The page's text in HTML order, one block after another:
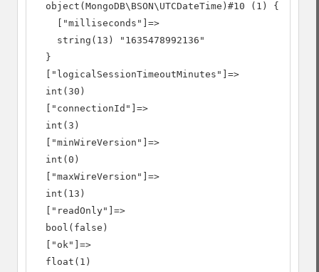
  object(MongoDB\BSON\UTCDateTime)#10 (1) {
    ["milliseconds"]=>
    string(13) "1635478992136"
  }
  ["logicalSessionTimeoutMinutes"]=>
  int(30)
  ["connectionId"]=>
  int(3)
  ["minWireVersion"]=>
  int(0)
  ["maxWireVersion"]=>
  int(13)
  ["readOnly"]=>
  bool(false)
  ["ok"]=>
  float(1)